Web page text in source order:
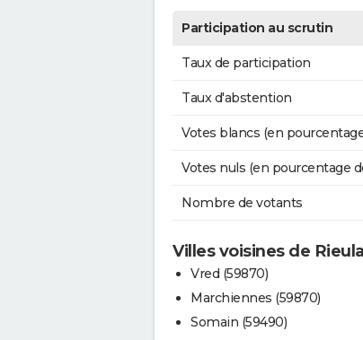
Participation au scrutin
Taux de participation
Taux d'abstention
Votes blancs (en
Votes nuls (en pourcentage
Nombre de votants
Villes voisines de
Vred (59870)
Marchiennes (59870)
Somain (59490)